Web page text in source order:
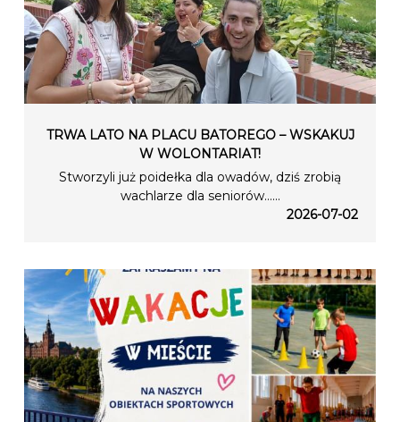
TRWA LATO NA PLACU BATOREGO – WSKAKUJ
W WOLONTARIAT!
Stworzyli już poidełka dla owadów, dziś zrobią
wachlarze dla seniorów…...
2026-07-02